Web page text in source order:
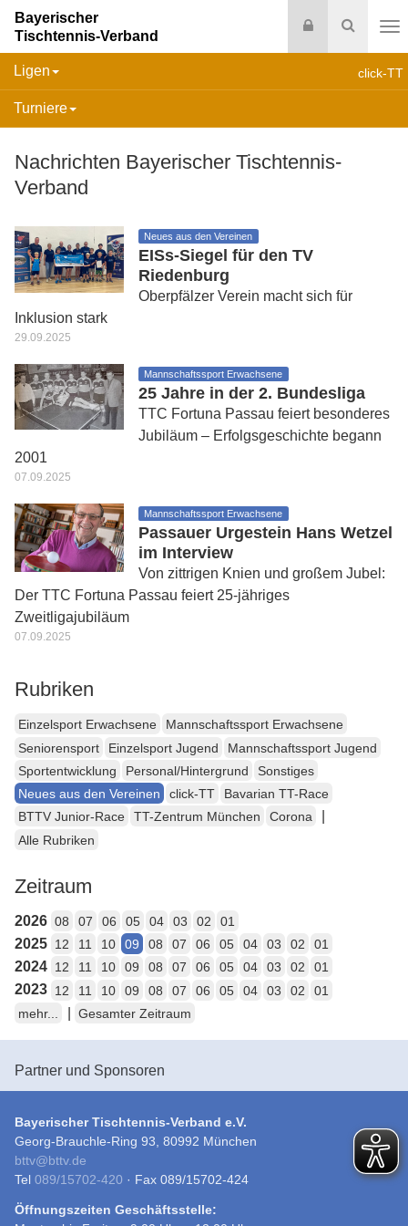
Suche
Login
Bayerischer
Tischtennis-Verband
click-TT
Ligen
Turniere
Nachrichten Bayerischer Tischtennis-
Verband
Neues aus den Vereinen
EISs-Siegel für den TV
Riedenburg
Oberpfälzer Verein macht sich für
Inklusion stark
29.09.2025
Mannschaftssport Erwachsene
25 Jahre in der 2. Bundesliga
TTC Fortuna Passau feiert besonderes
Jubiläum – Erfolgsgeschichte begann
2001
07.09.2025
Mannschaftssport Erwachsene
Passauer Urgestein Hans Wetzel
im Interview
Von zittrigen Knien und großem Jubel:
Der TTC Fortuna Passau feiert 25-jähriges
Zweitligajubiläum
07.09.2025
Rubriken
Einzelsport Erwachsene
Mannschaftssport Erwachsene
Seniorensport
Einzelsport Jugend
Mannschaftssport Jugend
Sportentwicklung
Personal/Hintergrund
Sonstiges
Neues aus den Vereinen
click-TT
Bavarian TT-Race
BTTV Junior-Race
TT-Zentrum München Corona
Alle Rubriken
Zeitraum
2026 08 07 06 05 04 03 02 01
2025 12 11 10 09 08 07 06 05 04 03 02 01
2024 12 11 10 09 08 07 06 05 04 03 02 01
2023 12 11 10 09 08 07 06 05 04 03 02
01
mehr...
Gesamter Zeitraum
Partner und Sponsoren
Bayerischer Tischtennis-Verband e.V.
Georg-Brauchle-Ring 93, 80992 München
bttv@bttv.de
Tel 089/15702-420 · Fax 089/15702-424
Öffnungszeiten Geschäftsstelle: